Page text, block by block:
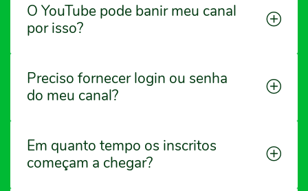
O YouTube pode banir meu canal
por isso?
Preciso fornecer login ou senha
do meu canal?
Em quanto tempo os inscritos
começam a chegar?